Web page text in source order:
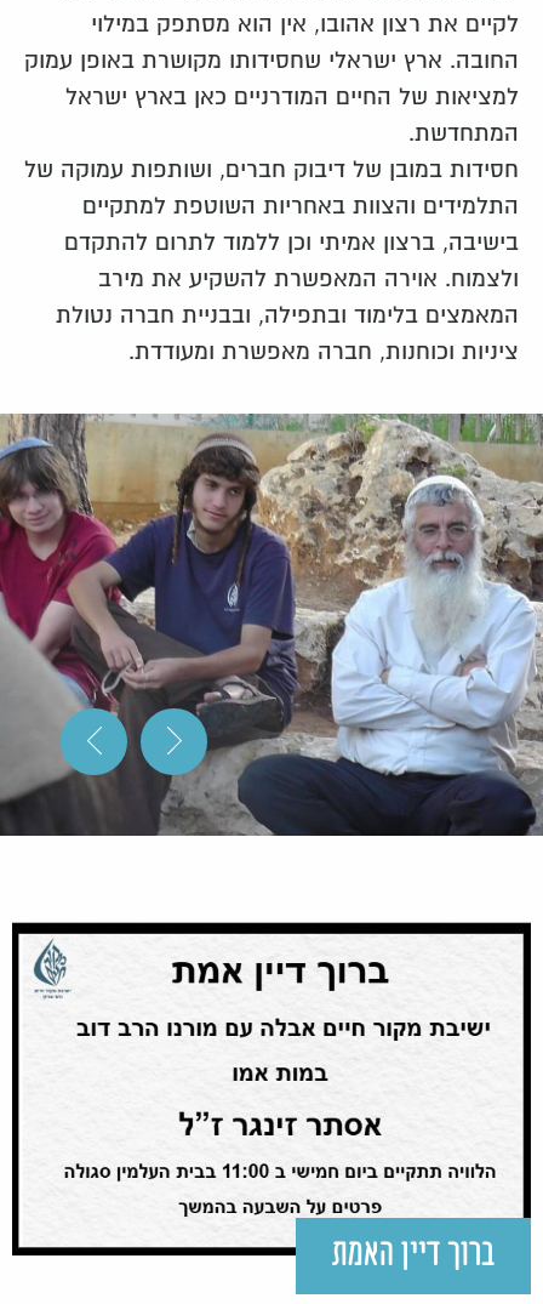
לקיים את רצון אהובו, אין הוא מסתפק במילוי
החובה. ארץ ישראלי שחסידותו מקושרת באופן עמוק
למציאות של החיים המודרניים כאן בארץ ישראל
המתחדשת.
חסידות במובן של דיבוק חברים, ושותפות עמוקה של
התלמידים והצוות באחריות השוטפת למתקיים
בישיבה, ברצון אמיתי וכן ללמוד לתרום להתקדם
ולצמוח. אוירה המאפשרת להשקיע את מירב
המאמצים בלימוד ובתפילה, ובבניית חברה נטולת
ציניות וכוחנות, חברה מאפשרת ומעודדת.
ברוך דיין האמת